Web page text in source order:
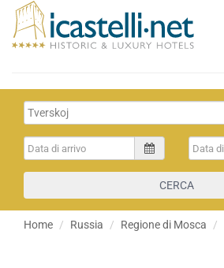
CERCA
Home Russia Regione di Mosca